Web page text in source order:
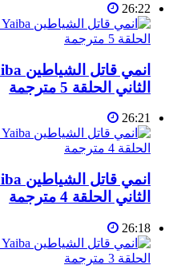
26:22
الثاني الحلقة 5 مترجمة
26:21
الثاني الحلقة 4 مترجمة
26:18